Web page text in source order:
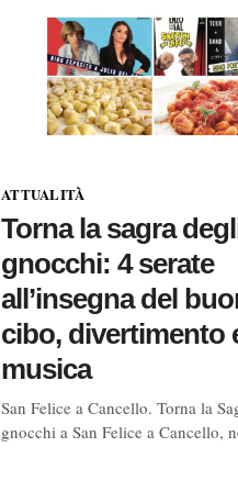
ATTUALITÀ
Torna la sagra
gnocchi: 4 serate
all’insegna del
cibo, divertimento
musica
San Felice a Cancello. Torna la
gnocchi a San Felice a Cancello,